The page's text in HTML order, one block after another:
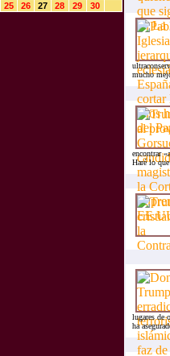
25
26 27 28 29 30
mucho
encontrar
Haré lo
lugares de
ha